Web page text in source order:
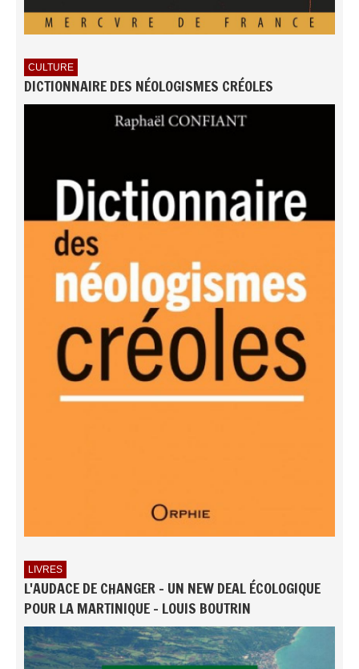
CULTURE
DICTIONNAIRE DES NÉOLOGISMES CRÉOLES
LIVRES
L'AUDACE DE CHANGER - UN NEW DEAL ÉCOLOGIQUE
POUR LA MARTINIQUE - LOUIS BOUTRIN